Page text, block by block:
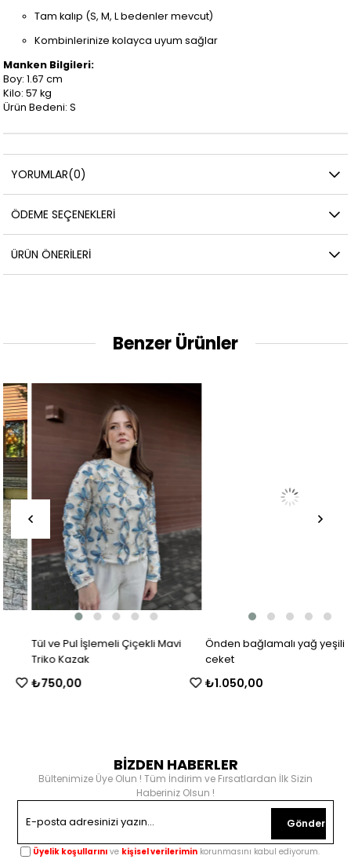
Tam kalıp (S, M, L bedenler mevcut)
Kombinlerinize kolayca uyum sağlar
Manken Bilgileri:
Boy: 1.67 cm
Kilo: 57 kg
Ürün Bedeni: S
YORUMLAR(0)
ÖDEME SEÇENEKLERI
ÜRÜN ÖNERILERI
Benzer Ürünler
Tül ve Pul İşlemeli Çiçekli Mavi
Triko Kazak
₺750,00
Önden bağlamalı yağ yeşili
ceket
₺1.050,00
BİZDEN HABERLER
Bültenimize Üye Olun ! Tüm İndirim ve Fırsatlardan İlk Sizin
Haberiniz Olsun !
Gönder
Üyelik koşullarını ve kişisel verilerimin korunmasını kabul ediyorum.